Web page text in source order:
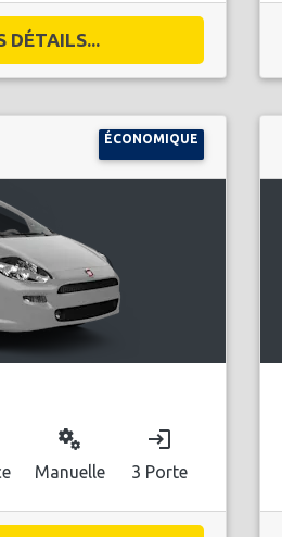
DÉTAILS...
ÉCONOMIQUE
miscellaneous_services
Manuelle
login
3 Porte